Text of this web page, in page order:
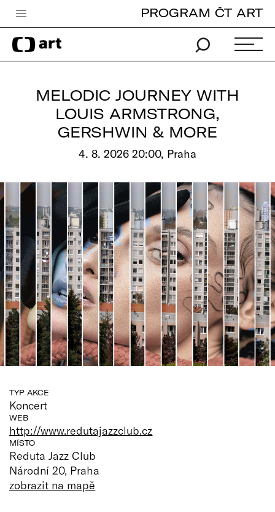
Česká televize
Zpravodajství
edu
Vše o ČT
PROGRAM ČT ART
MELODIC JOURNEY WITH
LOUIS ARMSTRONG,
GERSHWIN & MORE
4. 8. 2026 20:00, Praha
TYP AKCE
Koncert
WEB
http://www.redutajazzclub.cz
MÍSTO
Reduta Jazz Club
Národní 20, Praha
zobrazit na mapě